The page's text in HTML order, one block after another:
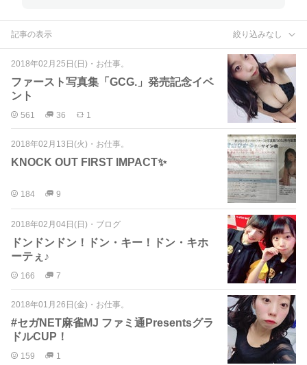
記事の表示 絞り込みなし
2018年02月25日(日) ・ お仕事。
ファースト写真集「GCG.」発売記念イベ
ント
561 36 1
2018年02月13日(火) ・ お仕事。
KNOCK OUT FIRST IMPACT✨
184 9
2018年02月04日(日) ・ ブログ
ドンドンドン！ドン・キー！ドン・キホ
ーテぇ♪
166 7
2018年01月26日(金) ・ お仕事。
#セガNET麻雀MJ ファミ通Presentsグラ
ドルCUP！
159 1